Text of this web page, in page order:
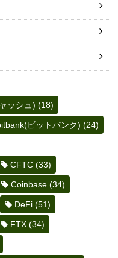
ッシュ) (18)
ビットバンク) (24)
CFTC (33)
Coinbase (34)
DeFi (51)
FTX (34)